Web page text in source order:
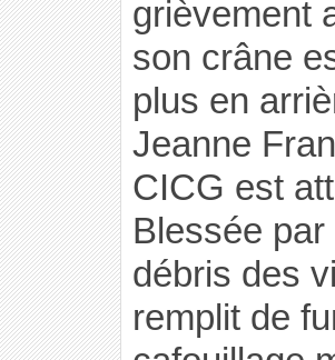
grièvement
son crâne
plus en
Jeanne
CICG est
Blessée
débris des
remplit de